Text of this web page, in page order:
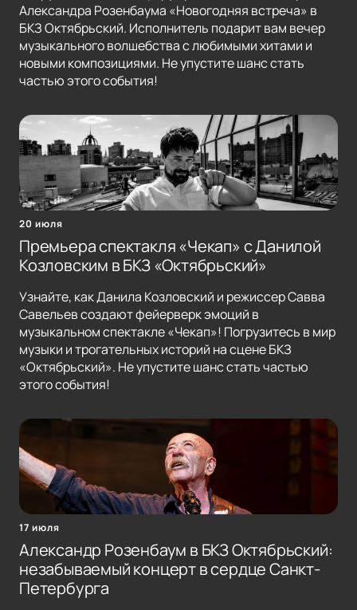
Александра Розенбаума «Новогодняя встреча» в
БКЗ Октябрьский. Исполнитель подарит вам вечер
музыкального волшебства с любимыми хитами и
новыми композициями. Не упустите шанс стать
частью этого события!
20 июля
Премьера спектакля «Чекап» с Данилой
Козловским в БКЗ «Октябрьский»
Узнайте, как Данила Козловский и режиссер Савва
Савельев создают фейерверк эмоций в
музыкальном спектакле «Чекап»! Погрузитесь в мир
музыки и трогательных историй на сцене БКЗ
«Октябрьский». Не упустите шанс стать частью
этого события!
17 июля
Александр Розенбаум в БКЗ Октябрьский:
незабываемый концерт в сердце Санкт-
Петербурга